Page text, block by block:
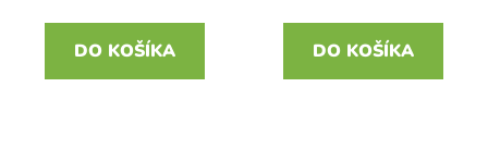
DO KOŠÍKA DO KOŠÍKA